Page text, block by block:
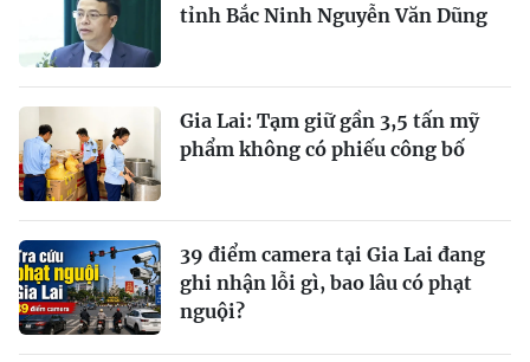
tỉnh Bắc Ninh Nguyễn Văn Dũng
Gia Lai: Tạm giữ gần 3,5 tấn mỹ
phẩm không có phiếu công bố
39 điểm camera tại Gia Lai đang
ghi nhận lỗi gì, bao lâu có phạt
nguội?